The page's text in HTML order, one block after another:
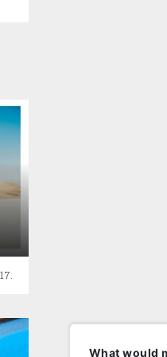
What would